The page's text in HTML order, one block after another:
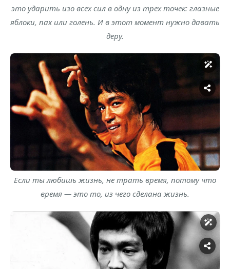
это ударить изо всех сил в одну из трех точек: глазные
яблоки, пах или голень. И в этот момент нужно давать
деру.
Если ты любишь жизнь, не трать время, потому что
время — это то, из чего сделана жизнь.